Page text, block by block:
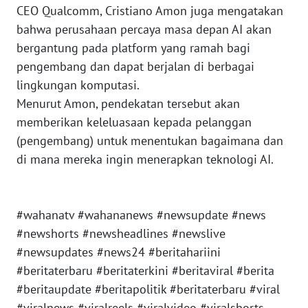
CEO Qualcomm, Cristiano Amon juga mengatakan
bahwa perusahaan percaya masa depan AI akan
bergantung pada platform yang ramah bagi
pengembang dan dapat berjalan di berbagai
lingkungan komputasi.
Menurut Amon, pendekatan tersebut akan
memberikan keleluasaan kepada pelanggan
(pengembang) untuk menentukan bagaimana dan
di mana mereka ingin menerapkan teknologi AI.
#wahanatv #wahananews #newsupdate #news
#newshorts #newsheadlines #newslive
#newsupdates #news24 #beritahariini
#beritaterbaru #beritaterkini #beritaviral #berita
#beritaupdate #beritapolitik #beritaterbaru #viral
WN
KALBAR
WN
KALTENG
WN
KALTARA
WN
SULSEL